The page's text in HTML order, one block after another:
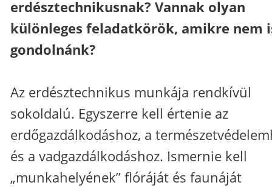
erdésztechnikusnak? Vannak olyan
különleges feladatkörök, amikre nem
gondolnánk?
Az erdésztechnikus munkája rendkívül
sokoldalú. Egyszerre kell értenie az
erdőgazdálkodáshoz, a
és a vadgazdálkodáshoz. Ismernie kell
„munkahelyének” flóráját és faunáját